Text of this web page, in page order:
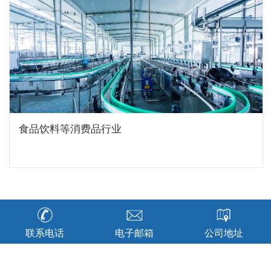
食品饮料等消费品行业
联系电话 电子邮箱 公司地址